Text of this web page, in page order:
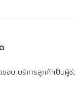
อบ บริการลูกค้าเป็นผู้